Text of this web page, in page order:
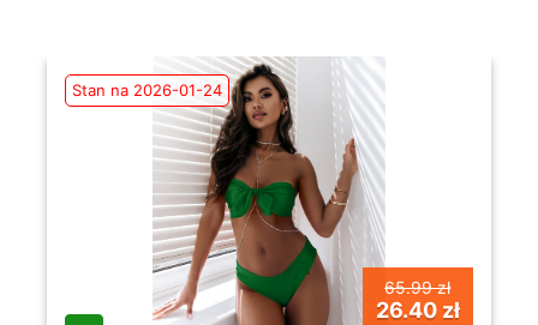
Stan na 2026-01-24
65.99 zł
26.40 zł